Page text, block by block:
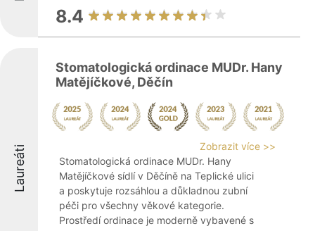
8.4
Laureáti
Stomatologická ordinace MUDr. Hany
Matějíčkové, Děčín
Zobrazit více >>
Stomatologická ordinace MUDr. Hany
Matějíčkové sídlí v Děčíně na Teplické ulici
a poskytuje rozsáhlou a důkladnou zubní
péči pro všechny věkové kategorie.
Prostředí ordinace je moderně vybavené s